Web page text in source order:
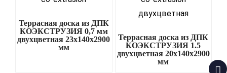
Террасная доска из ДПК
КОЭКСТРУЗИЯ 0,7 мм
двухцветная 23х140х2900
мм
Террасная доска из ДПК
КОЭКСТРУЗИЯ 1.5
двухцветная 20х140х2900
мм